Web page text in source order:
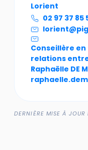
Lorient
02 97 37 85
Conseillère
relations
Raphaëlle DE
DERNIÈRE MISE À